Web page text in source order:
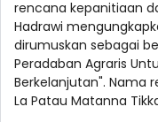
rencana kepanitiaan
Hadrawi
dirumuskan sebagai
Peradaban Agraris
Berkelanjutan". Nama
La Patau Matanna